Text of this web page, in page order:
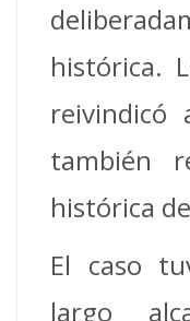
histórica.
reivindicó
también
histórica
El caso
largo